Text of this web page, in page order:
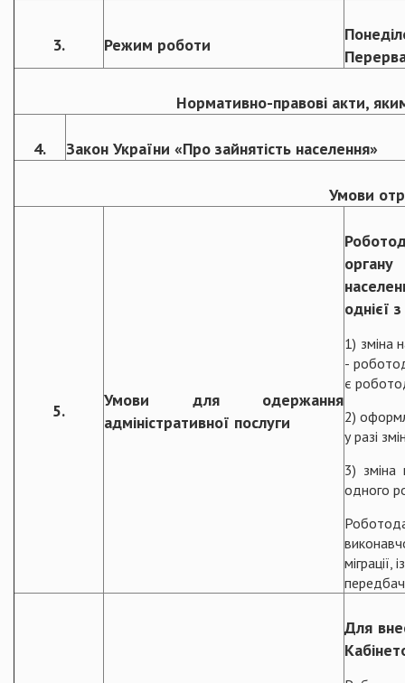
3. Режим роботи
Нормативно-правові акти,
4. Закон України «Про зайнятість населення»
Умови
5.
Умови для одержання
адміністративної послуги
органу
однієї
1) зміна
-
є
2)
у разі
3) зміна
одного
Для